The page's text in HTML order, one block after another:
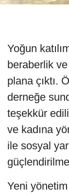
Yoğun
beraberlik
plana çıktı.
derneğe
teşekkür
ve kadına
ile sosyal
Yeni